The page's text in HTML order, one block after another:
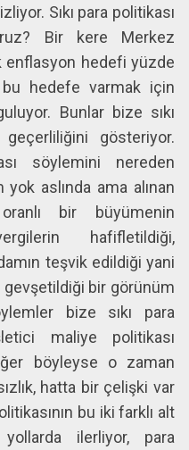
Sıkı para politikası
Bir kere Merkez
enflasyon hedefi yüzde
hedefe varmak için
Bunlar bize sıkı
gösteriyor.
söylemini nereden
aslında ama alınan
bir büyümenin
hafifletildiği,
teşvik edildiği yani
gevşetildiği bir görünüm
bize sıkı para
maliye politikası
böyleyse o zaman
hatta bir çelişki var
bu iki farklı alt
ilerliyor, para